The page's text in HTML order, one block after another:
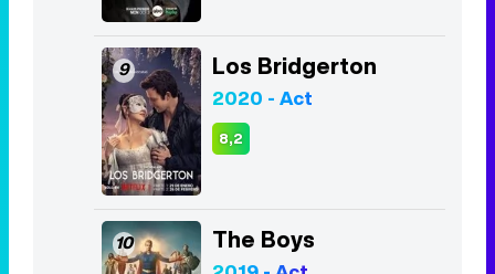
10 The Boys
2019 - Act
8,1